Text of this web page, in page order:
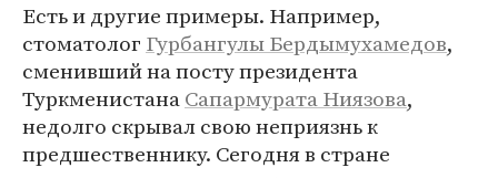
Есть и другие примеры. Например,
стоматолог Гурбангулы Бердымухамедов,
сменивший на посту президента
ТуркменистанаСапармурата Ниязова,
недолго скрывал свою неприязнь к
предшественнику. Сегодня в стране